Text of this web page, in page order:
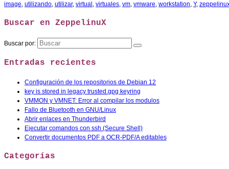
image, utilizando, utilizar, virtual , virtuales, vm, vmware, workstation, Y,
Buscar en ZeppelinuX
Buscar por:
Entradas recientes
Configuración de los repositorios de Debian 12
key is stored in legacy trusted.gpg keyring
VMMON y VMNET: Error al compilar los modulos
Fallo de Bluetooth en GNU/Linux
Abrir enlaces en Thunderbird
Ejecutar comandos con ssh (Secure Shell)
Convertir documentos PDF a OCR-PDF/A editables
Categorías